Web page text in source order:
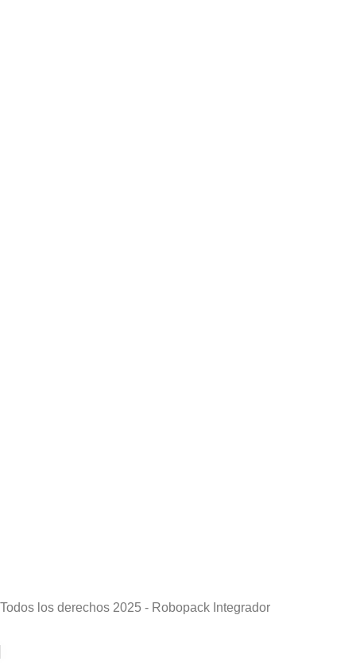
Todos los derechos 2025 - Robopack Integrador